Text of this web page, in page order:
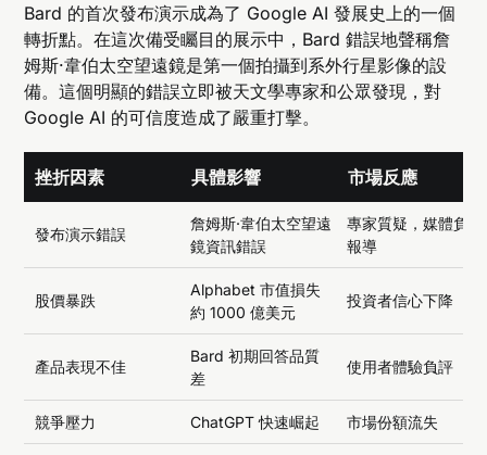
Bard 的首次發布演示成為了 Google AI 發展史上的一個
轉折點。在這次備受矚目的展示中，Bard 錯誤地聲稱詹
姆斯·韋伯太空望遠鏡是第一個拍攝到系外行星影像的設
備。這個明顯的錯誤立即被天文學專家和公眾發現，對
Google AI 的可信度造成了嚴重打擊。
挫折因素 具體影響 市場反應
發布演示錯誤
詹姆斯·韋伯太空望遠
鏡資訊錯誤
專家質疑，媒體負面
報導
股價暴跌
Alphabet 市值損失
約 1000 億美元
投資者信心下降
產品表現不佳
Bard 初期回答品質
差
使用者體驗負評
競爭壓力 ChatGPT 快速崛起 市場份額流失